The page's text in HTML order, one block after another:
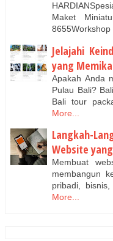
Maket
Jelajahi
yang
Apakah Anda
Pulau Bali?
Bali tour
More...
Langkah-
Website
Membuat
membangun
pribadi,
More...